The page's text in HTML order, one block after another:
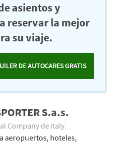
asientos y
reservar la mejor
su viaje.
DE AUTOCARES GRATIS
S.a.s.
Company de Italy
aeropuertos, hoteles,